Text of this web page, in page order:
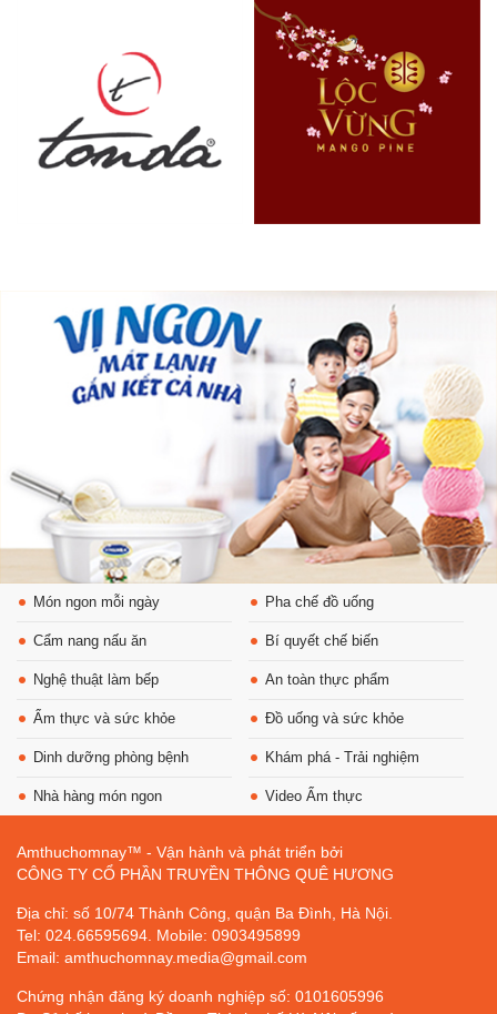
Món ngon mỗi ngày Pha chế đồ uống
Cẩm nang nấu ăn Bí quyết chế biến
Nghệ thuật làm bếp An toàn thực phẩm
Ẩm thực và sức khỏe Đồ uống và sức khỏe
Dinh dưỡng phòng bệnh Khám phá - Trải nghiệm
Nhà hàng món ngon Video Ẩm thực
Amthuchomnay™ - Vận hành và phát triển bởi
CÔNG TY CỔ PHẦN TRUYỀN THÔNG QUÊ HƯƠNG
Địa chỉ: số 10/74 Thành Công, quận Ba Đình, Hà Nội.
Tel: 024.66595694. Mobile: 0903495899
Email: amthuchomnay.media@gmail.com
Chứng nhận đăng ký doanh nghiệp số: 0101605996